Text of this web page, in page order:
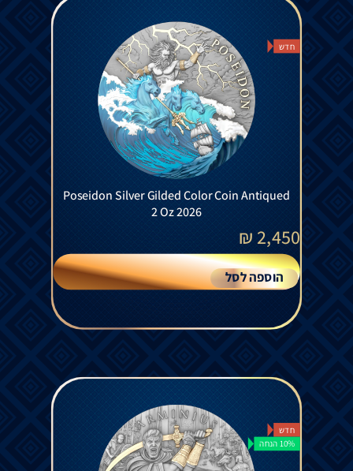
חדש
Poseidon Silver Gilded Color Coin Antiqued
2 Oz 2026
2,450
₪
הוספה לסל
חדש
10% הנחה